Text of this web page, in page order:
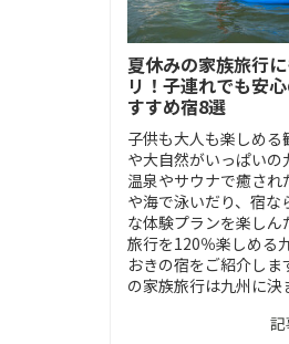
夏休みの家族旅行
リ！子連れでも安
すすめ宿8選
子供も大人も楽しめる
や大自然がいっぱいの
温泉やサウナで癒され
や海で泳いだり、宿な
な体験プランを楽しん
旅行を120％楽しめる
おきの宿をご紹介しま
の家族旅行は九州に決